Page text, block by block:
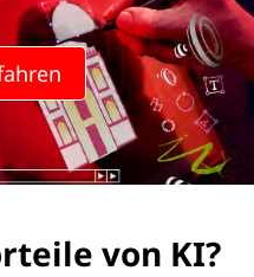
von KI?